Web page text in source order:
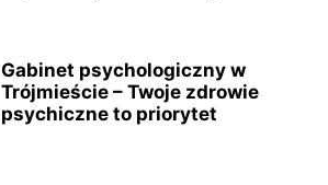
Gabinet psychologiczny w
Trójmieście – Twoje zdrowie
psychiczne to priorytet